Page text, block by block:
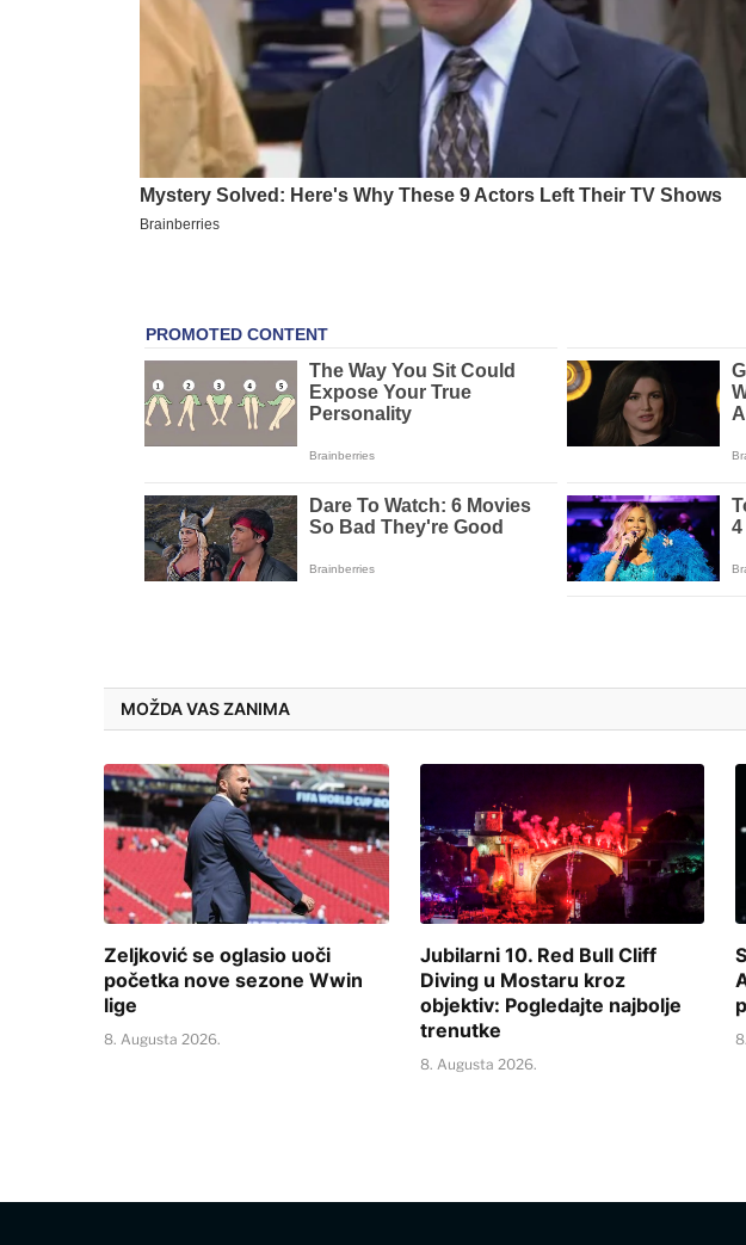
MOŽDA VAS ZANIMA
Zeljković se oglasio uoči
početka nove sezone Wwin
lige
8. Augusta 2026.
Jubilarni 10. Red Bull Cliff
Diving u Mostaru kroz
objektiv: Pogledajte najbolje
trenutke
8. Augusta 2026.